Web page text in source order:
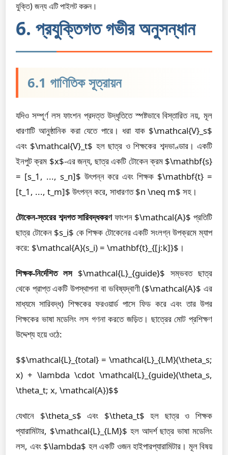
যুক্তি) জন্য এটি পাইলট করুন।
6. প্রযুক্তিগত গভীর অনুসন্ধান
6.1 গাণিতিক সূত্রায়ন
যদিও সম্পূর্ণ লস ফাংশন প্রদত্ত উদ্ধৃতিতে স্পষ্টভাবে বিস্তারিত নয়, মূল
ধারণাটি আনুষ্ঠানিক করা যেতে পারে। ধরা যাক $\mathcal{V}_s$
এবং $\mathcal{V}_t$ হল ছাত্র ও শিক্ষকের শব্দভাণ্ডার। একটি
ইনপুট ক্রম $x$-এর জন্য, ছাত্র একটি টোকেন ক্রম $\mathbf{s}
= [s_1, ..., s_n]$ উৎপন্ন করে এবং শিক্ষক $\mathbf{t} =
[t_1, ..., t_m]$ উৎপন্ন করে, সাধারণত $n \neq m$ সহ।
টোকেন-স্তরের শব্দগত সারিবদ্ধকরণফাংশন $\mathcal{A}$ প্রতিটি
ছাত্র টোকেন $s_i$ কে শিক্ষক টোকেনের একটি সংলগ্ন উপক্রমে ম্যাপ
করে: $\mathcal{A}(s_i) = \mathbf{t}_{[j:k]}$।
শিক্ষক-নির্দেশিত লস$\mathcal{L}_{guide}$ সম্ভবত ছাত্র
থেকে প্রাপ্ত একটি উপস্থাপনা বা ভবিষ্যদ্বাণী ($\mathcal{A}$ এর
মাধ্যমে সারিবদ্ধ) শিক্ষকের ফরওয়ার্ড পাসে ফিড করে এবং তার উপর
শিক্ষকের ভাষা মডেলিং লস গণনা করতে জড়িত। ছাত্রের মোট প্রশিক্ষণ
উদ্দেশ্য হয়ে ওঠে:
$$\mathcal{L}_{total} = \mathcal{L}_{LM}(\theta_s;
x) + \lambda \cdot \mathcal{L}_{guide}(\theta_s,
\theta_t; x, \mathcal{A})$$
যেখানে $\theta_s$ এবং $\theta_t$ হল ছাত্র ও শিক্ষক
প্যারামিটার, $\mathcal{L}_{LM}$ হল আদর্শ ছাত্র ভাষা মডেলিং
লস, এবং $\lambda$ হল একটি ওজন হাইপারপ্যারামিটার। মূল বিষয়